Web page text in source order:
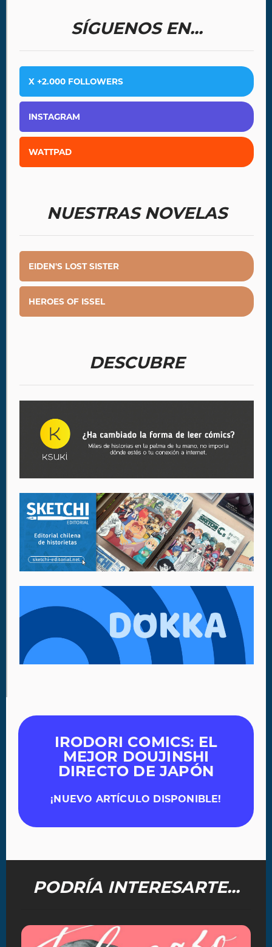
SÍGUENOS EN...
X +2.000 FOLLOWERS
INSTAGRAM
WATTPAD
NUESTRAS NOVELAS
EIDEN'S LOST SISTER
HEROES OF ISSEL
DESCUBRE
IRODORI COMICS: EL
MEJOR DOUJINSHI
DIRECTO DE JAPÓN
¡NUEVO ARTÍCULO DISPONIBLE!
PODRÍA INTERESARTE...